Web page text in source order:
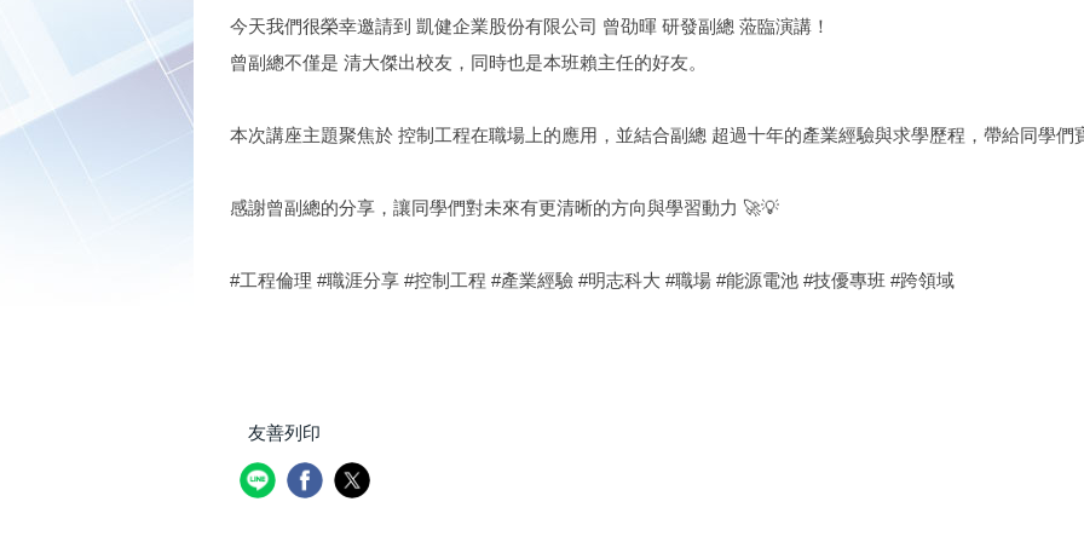
今天我們很榮幸邀請到 凱健企業股份有限公司 曾劭暉 研發副總 蒞臨演講！
曾副總不僅是 清大傑出校友，同時也是本班賴主任的好友。
本次講座主題聚焦於 控制工程在職場上的應用，並結合副總 超過十年的產業經驗與求學歷程，帶給同學們
感謝曾副總的分享，讓同學們對未來有更清晰的方向與學習動力 🚀💡
#工程倫理 #職涯分享 #控制工程 #產業經驗 #明志科大 #職場 #能源電池 #技優專班 #跨領域
友善列印